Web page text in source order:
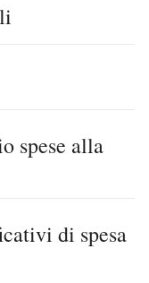
spese alla
di spesa